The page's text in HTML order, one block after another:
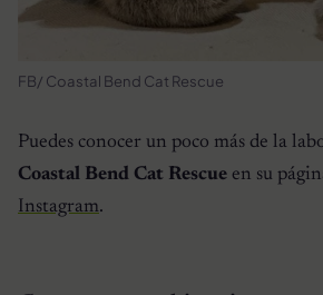
FB/ Coastal Bend Cat Rescue
Puedes conocer un poco más de la
Coastal Bend Cat Rescue en su
Instagram.